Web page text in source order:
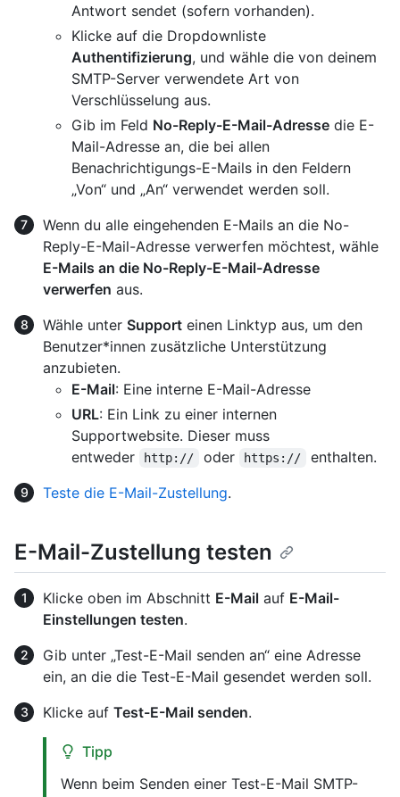
Antwort sendet (sofern vorhanden).
Klicke auf die Dropdownliste
Authentifizierung, und wähle die von deinem
SMTP-Server verwendete Art von
Verschlüsselung aus.
Gib im Feld No-Reply-E-Mail-Adresse die E-
Mail-Adresse an, die bei allen
Benachrichtigungs-E-Mails in den Feldern
„Von“ und „An“ verwendet werden soll.
Wenn du alle eingehenden E-Mails an die No-
Reply-E-Mail-Adresse verwerfen möchtest, wähle
E-Mails an die No-Reply-E-Mail-Adresse
verwerfen aus.
Wähle unter Support einen Linktyp aus, um den
Benutzer*innen zusätzliche Unterstützung
anzubieten.
E-Mail: Eine interne E-Mail-Adresse
URL: Ein Link zu einer internen
Supportwebsite. Dieser muss
entweder
http:// oder https://
enthalten.
Teste die E-Mail-Zustellung.
E-Mail-Zustellung testen
Klicke oben im Abschnitt E-Mail auf E-Mail-
Einstellungen testen.
Gib unter „Test-E-Mail senden an“ eine Adresse
ein, an die die Test-E-Mail gesendet werden soll.
Klicke auf Test-E-Mail senden.
Tipp
Wenn beim Senden einer Test-E-Mail SMTP-